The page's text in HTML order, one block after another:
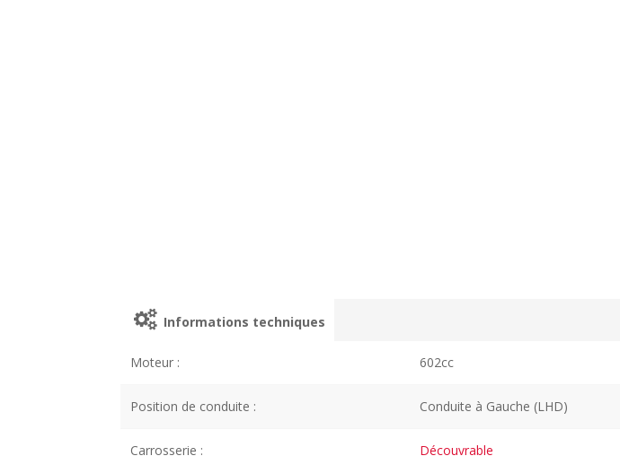
Informations techniques
Moteur : 602cc
Position de conduite : Conduite à Gauche (LHD)
Carrosserie : Découvrable